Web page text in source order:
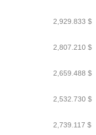
2,929.833 $
2,807.210 $
2,659.488 $
2,532.730 $
2,739.117 $